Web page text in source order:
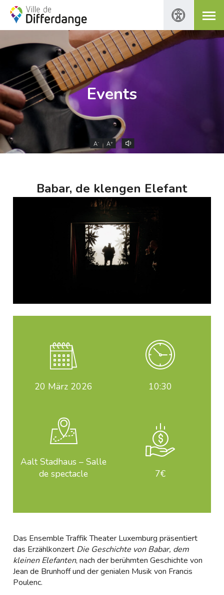
Events
A- A+
Babar, de klengen Elefant
20 März 2026 10:30
Aalt Stadhaus – Salle
de spectacle
7€
Das Ensemble Traffik Theater Luxemburg präsentiert
das Erzählkonzert Die Geschichte von Babar, dem
kleinen Elefanten, nach der berühmten Geschichte von
Jean de Brunhoff und der genialen Musik von Francis
Poulenc.